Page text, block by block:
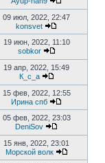
09 июл, 2022, 22:47
konsvet
19 июн, 2022, 11:10
sobkor
19 апр, 2022, 15:49
К_с_а
15 фев, 2022, 12:55
Ирина спб
05 фев, 2022, 23:03
DeniSov
15 янв, 2022, 23:01
Морской волк